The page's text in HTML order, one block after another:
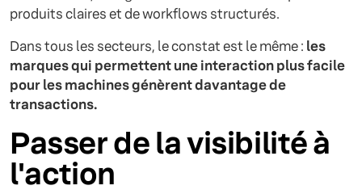
produits claires et de workflows structurés.
Dans tous les secteurs, le constat est le même : les
marques qui permettent une interaction plus facile
pour les machines génèrent davantage de
transactions.
Passer de la visibilité à
l'action